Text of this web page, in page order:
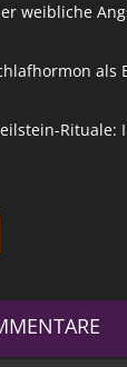
weibliche
als
Rituale: